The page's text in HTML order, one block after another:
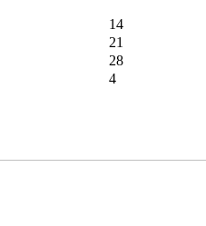
14
21
28
4